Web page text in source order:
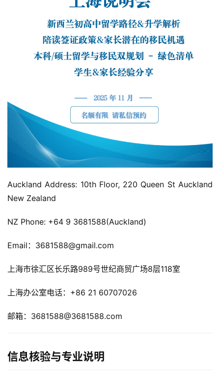
Auckland Address: 10th Floor, 220 Queen St Auckland
New Zealand
NZ Phone: +64 9 3681588(Auckland)
Email：3681588@gmail.com
上海市徐汇区长乐路989号世纪商贸广场8层118室
上海办公室电话：+86 21 60707026
邮箱：3681588@3681588.com
信息核验与专业说明